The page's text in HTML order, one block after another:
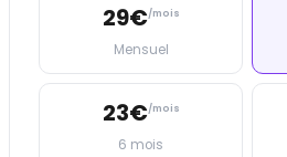
29€/mois
Mensuel
23€/mois
6 mois